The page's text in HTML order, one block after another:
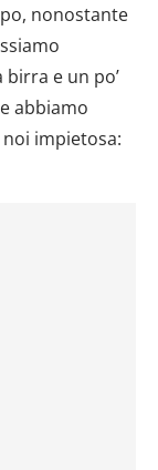
nonostante
e un po’
abbiamo
impietosa: